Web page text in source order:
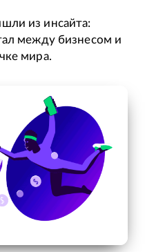
из инсайта:
между бизнесом и
мира.